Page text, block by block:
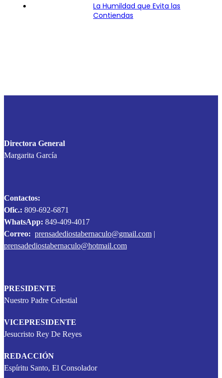
La Humildad que Evita las
Contiendas
Directora General
Margarita García
Contactos:
Ofic.: 809-692-6871
WhatsApp: 849-409-4017
Correo: prensadediostabernaculo@gmail.com |
prensadediostabernaculo@hotmail.com
PRESIDENTE
Nuestro Padre Celestial
VICEPRESIDENTE
Jesucristo Rey De Reyes
REDACCIÓN
Espíritu Santo, El Consolador